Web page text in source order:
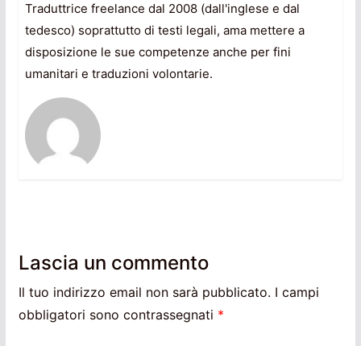
Traduttrice freelance dal 2008 (dall'inglese e dal
tedesco) soprattutto di testi legali, ama mettere a
disposizione le sue competenze anche per fini
umanitari e traduzioni volontarie.
Lascia un commento
Il tuo indirizzo email non sarà pubblicato. I campi
obbligatori sono contrassegnati *